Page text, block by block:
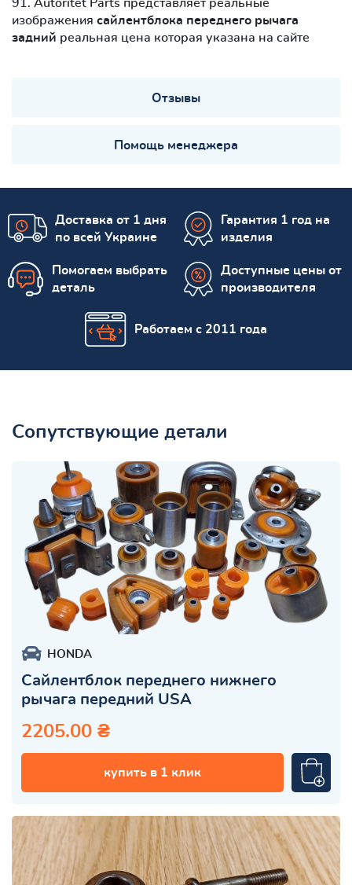
91. Autoritet Parts представляет реальные
изображения сайлентблокa переднего рычага
задний реальная цена которая указана на сайте
Отзывы
Помощь менеджера
Доставка от 1 дня
по всей Украине
Гарантия 1 год на
изделия
Помогаем выбрать
деталь
Доступные цены от
производителя
Работаем с 2011 года
Сопутствующие детали
HONDA
Сайлентблок переднего нижнего
рычага передний USA
2205.00 ₴
купить в 1 клик